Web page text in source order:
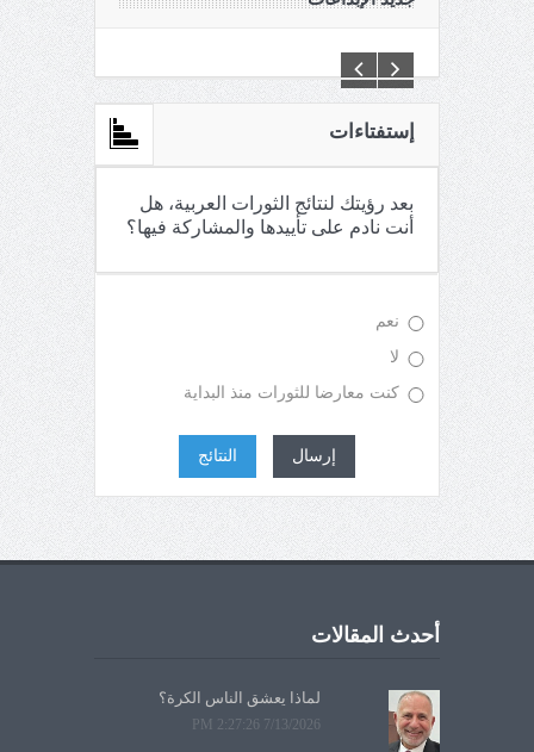
إستفتاءات
بعد رؤيتك لنتائج الثورات العربية، هل
أنت نادم على تأييدها والمشاركة فيها؟
نعم
لا
كنت معارضا للثورات منذ البداية
إرسال النتائج
أحدث المقالات
لماذا يعشق الناس الكرة؟
7/13/2026 2:27:26 PM